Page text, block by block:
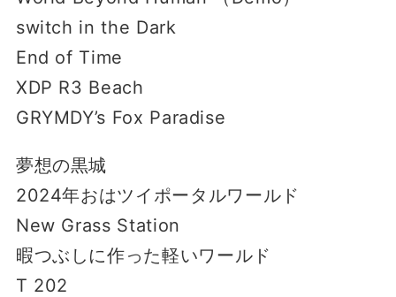
switch in the Dark
End of Time
XDP R3 Beach
GRYMDY’s Fox Paradise
夢想の黒城
2024年おはツイポータルワールド
New Grass Station
暇つぶしに作った軽いワールド
T 202